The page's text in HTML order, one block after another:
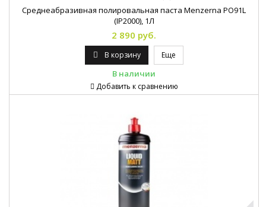
Среднеабразивная полировальная паста Menzerna PO91L
(IP2000), 1Л
2 890 руб.
В корзину Еще
В наличии
Добавить к сравнению